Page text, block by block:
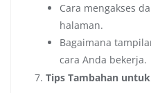
Cara mengakses
halaman.
Bagaimana
cara Anda bekerja.
Tips Tambahan